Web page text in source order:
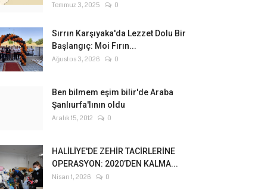
Temmuz 3, 2025 0
Sırrın Karşıyaka'da Lezzet Dolu Bir
Başlangıç: Moi Fırın...
Ağustos 3, 2026 0
Ben bilmem eşim bilir'de Araba
Şanlıurfa'lının oldu
Aralık 15, 2012 0
HALİLİYE'DE ZEHİR TACİRLERİNE
OPERASYON: 2020’DEN KALMA...
Nisan 1, 2026 0